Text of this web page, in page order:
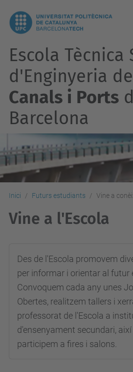
Escola
d'Enginyeria de
Canals i Ports
Barcelona
Inici Futurs estudiants Vine a
Vine a l'Escola
Des de l'Escola promovem
per informar i orientar al futur
Convoquem cada any unes
Obertes, realitzem tallers i
professorat de l'Escola a
d'ensenyament secundari,
participem a fires i salons.